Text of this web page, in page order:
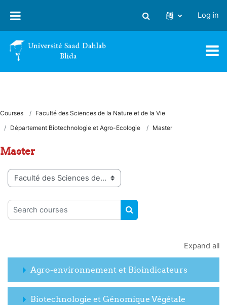
Toggle search input
Log in
Courses
Faculté des Sciences de la Nature et de la Vie
Département Biotechnologie et Agro-Ecologie
Master
Master
Course categories
Search courses
SEARCH COURSES
Expand all
Agro-environnement et Bioindicateurs
Biotechnologie et Génomique Végétale